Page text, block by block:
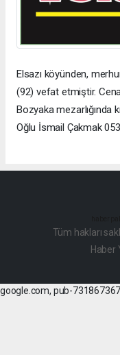
Elsazı köyünden,
(92) vefat etmiştir.
Bozyaka mezarlığında
Oğlu İsmail Çakmak
Tüm hakları
Haber
google.com, pub-